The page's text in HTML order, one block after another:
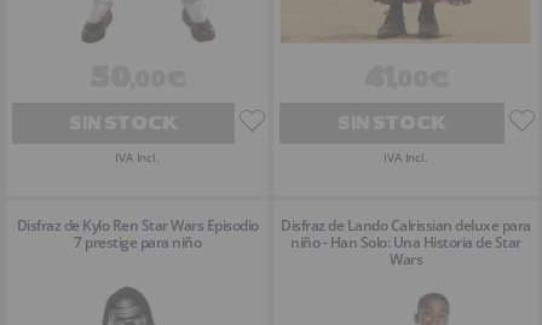
IVA Incl. IVA Incl.
Disfraz de Kylo Ren Star Wars Episodio
7 prestige para niño
Disfraz de Lando Calrissian deluxe para
niño - Han Solo: Una Historia de Star
Wars